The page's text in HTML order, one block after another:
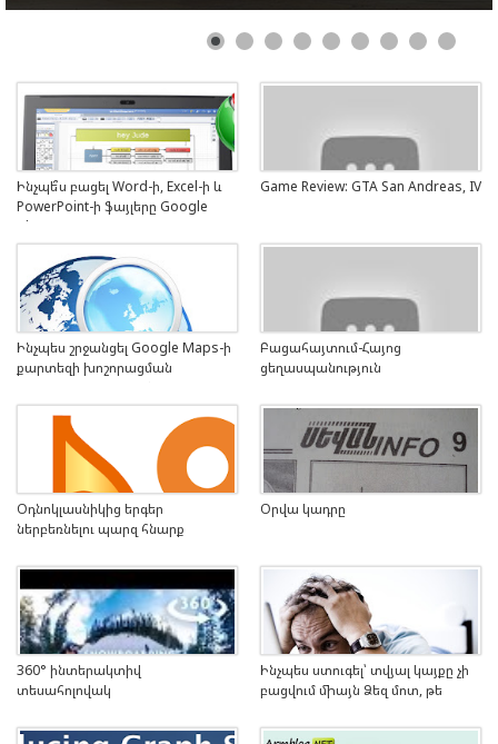
Ինչպե՞ս բացել Word-ի, Excel-ի և
PowerPoint-ի ֆայլերը Google
Chrome դիտարկչի միջոցով
Game Review: GTA San Andreas, IV
Ինչպես շրջանցել Google Maps-ի
քարտեզի խոշորացման
Բացահայտում-Հայոց
ցեղասպանություն
Օդնոկլասնիկից երգեր
ներբեռնելու պարզ հնարք
Օրվա կադրը
360° ինտերակտիվ
տեսահոլովակ
Ինչպես ստուգել՝ տվյալ կայքը չի
բացվում միայն Ձեզ մոտ, թե